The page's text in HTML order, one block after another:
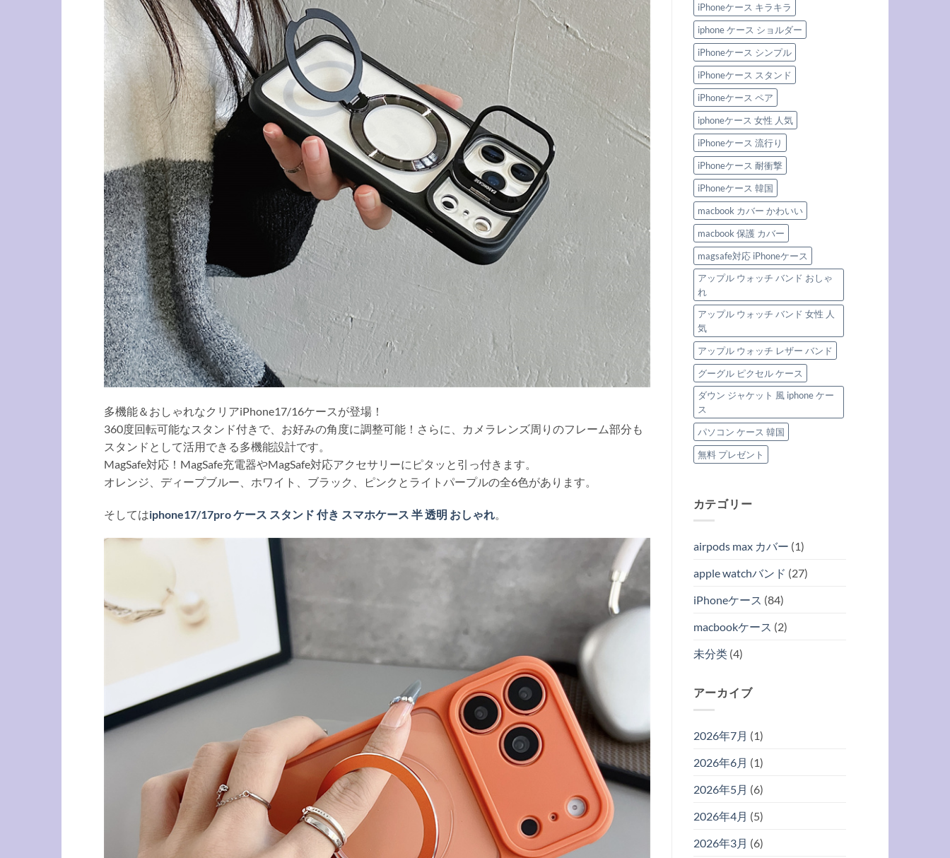
多機能＆おしゃれなクリアiPhone17/16ケースが登場！
360度回転可能なスタンド付きで、お好みの角度に調整可能！さらに、カメラレンズ周りのフレーム部分も
スタンドとして活用できる多機能設計です。
MagSafe対応！MagSafe充電器やMagSafe対応アクセサリーにピタッと引っ付きます。
オレンジ、ディープブルー、ホワイト、ブラック、ピンクとライトパープルの全6色があります。
そしてはiphone17/17pro ケース スタンド 付き スマホケース 半 透明 おしゃれ
iPhoneケース キラキラ
iphone ケース ショルダー
iPhoneケース シンプル
iPhoneケース スタンド
iPhoneケース ペア
iphoneケース 女性 人気
iPhoneケース 流行り
iPhoneケース 耐衝撃
iPhoneケース 韓国
macbook カバー かわいい
macbook 保護 カバー
magsafe対応 iPhoneケース
アップル ウォッチ バンド おしゃ
れ
アップル ウォッチ バンド 女性 人
気
アップル ウォッチ レザー バンド
グーグル ピクセル ケース
ダウン ジャケット 風 iphone ケー
ス
パソコン ケース 韓国
無料 プレゼント
カテゴリー
airpods max カバー (1)
apple watchバンド (27)
iPhoneケース (84)
macbookケース (2)
未分类(4)
アーカイブ
2026年7月 (1)
2026年6月 (1)
2026年5月 (6)
2026年4月 (5)
2026年3月 (6)